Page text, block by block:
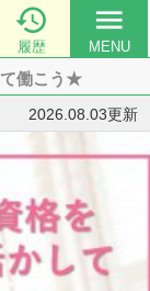

履歴
menu
MENU
て働こう★
2026.08.03更新